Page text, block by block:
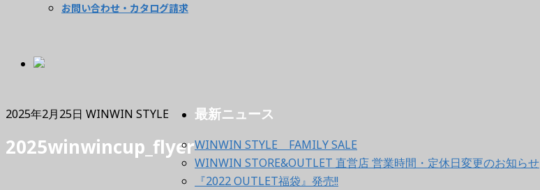
お問い合わせ・カタログ請求
2025年2月25日 WINWIN STYLE
2025winwincup_flyer
最新ニュース
WINWIN STYLE FAMILY SALE
WINWIN STORE&OUTLET 直営店 営業時間・定休日変更のお知らせ
『2022 OUTLET福袋』発売!!